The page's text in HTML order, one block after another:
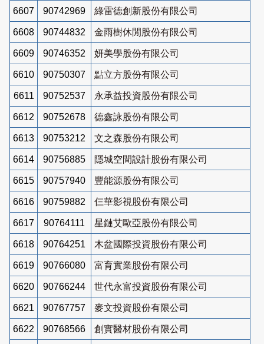
6607 90742969 綠雷德創新股份有限公司
6608 90744832 金雨樹休閒股份有限公司
6609 90746352 妍美學股份有限公司
6610 90750307 點立方股份有限公司
6611 90752537 永承益投資股份有限公司
6612 90752678 德鑫詠股份有限公司
6613 90753212 文之森股份有限公司
6614 90756885 隱城空間設計股份有限公司
6615 90757940 豐能源股份有限公司
6616 90759882 仨華影視股份有限公司
6617 90764111 星鏈艾歐亞股份有限公司
6618 90764251 木盆國際投資股份有限公司
6619 90766080 富育實業股份有限公司
6620 90766244 世代永富投資股份有限公司
6621 90767757 麥文投資股份有限公司
6622 90768566 創實醫材股份有限公司